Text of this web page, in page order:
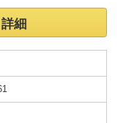
細